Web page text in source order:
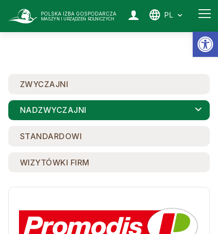
POLSKA IZBA GOSPODARCZA
MASZYN I URZĄDZEŃ ROLNICZYCH PL
ZWYCZAJNI
NADZWYCZAJNI
STANDARDOWI
WIZYTÓWKI FIRM